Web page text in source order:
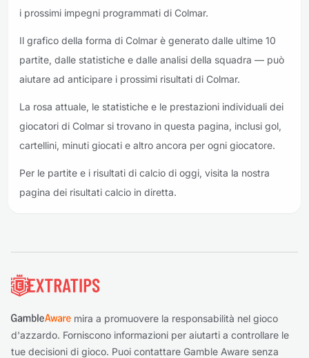
i prossimi impegni programmati di Colmar.
Il grafico della forma di Colmar è generato dalle ultime 10
partite, dalle statistiche e dalle analisi della squadra — può
aiutare ad anticipare i prossimi risultati di Colmar.
La rosa attuale, le statistiche e le prestazioni individuali dei
giocatori di Colmar si trovano in questa pagina, inclusi gol,
cartellini, minuti giocati e altro ancora per ogni giocatore.
Per le partite e i risultati di calcio di oggi, visita la nostra
pagina dei risultati calcio in diretta.
mira a promuovere la responsabilità nel gioco
d'azzardo. Forniscono informazioni per aiutarti a controllare le
tue decisioni di gioco. Puoi contattare Gamble Aware senza